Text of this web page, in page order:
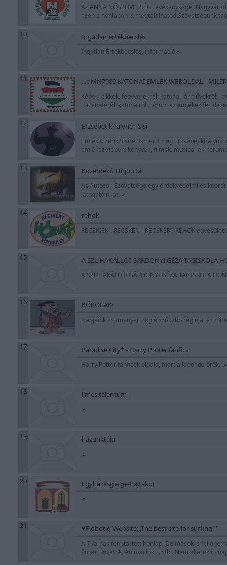
Az ANNA NŐSZÖVETSÉG tevékenységét
ezen a honlapon is megtalálhatod.Szövetségünk
10 Ingatlan értékbecslés
Ingatlan Értékbecslés, információ »
11 ...:: MN7980 KATONAI EMLÉK WEBOLDAL -
Képek, cikkek, fegyverekről, katonai járművekről,
történetéről, katonáiról. Fórum az emlékek fel
12 Erzsébet királyné - Sisi
Emlékezzünk Sisire! Ismerd meg Erzsébet
emlékezetében: könyvek, filmek, musical-ek,
13 Közérdekű Hírportál
Az Autósok Szövetsége egy érdekvédelmi és
látogatóinkat. »
14 rehok
RECSKIEK - RECSKEN - RECSKÉRT REHOK
15 A SZUHAKÁLLÓI GÁRDONYI GÉZA TAGISKOLA
A SZUHAKÁLLÓI GÁRDONYI GÉZA TAGISKOLA
16 KŐKOBAKI
Napjaink eseményei, Zugló szűkebb régiója, és
17 Paradise City* - Harry Potter fanfics
Harry Potter fanficek oldala, mert a legenda örök. »
18 limes.talentum
»
19 házunktája
»
20 Egyházasgerge-Pajtakör
»
21 ♥Flobotig Website:,,The best site for surfing!''
A 7./a-nak fenntartott honlap! De mások is
flora), Rovatok, Animációk.... stb.. Nem akarok itt